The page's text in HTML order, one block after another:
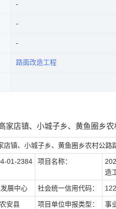
路面改造工程
家店镇、小城子乡、黄鱼圈乡
店镇、小城子乡、黄鱼圈乡农村公路
01-2384
项目名称：
造
展中心 社会统一信用代码：
安县 项目单位申报类型： 事